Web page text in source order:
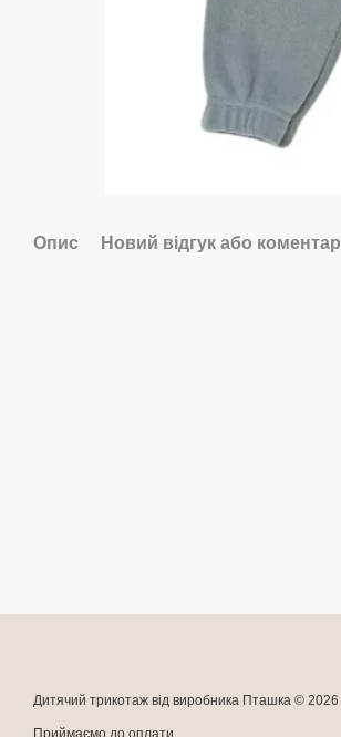
Опис Новий відгук або коментар
Дитячий трикотаж від виробника Пташка © 2026
Приймаємо до оплати